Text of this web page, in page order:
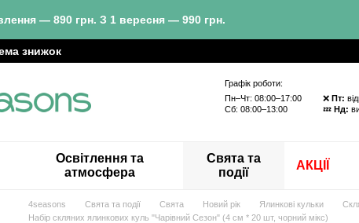
— 890 грн. З 1 вересня — 990 грн.
знижок
Графік роботи:
Пн–Чт: 08:00–17:00 ❌ Пт:
Сб: 08:00–13:00 💤 Нд:
Освітлення та
атмосфера
Свята та
події
АКЦІЇ
4seasons Свята та події Свята Новий рік Ялинкові кульки
Набір скляних ялинкових куль "Чарівний Сезон" (4 см * 20 шт, чорний мікс)